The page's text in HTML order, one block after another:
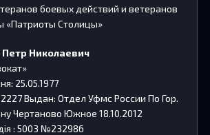
боевых действий и ветеранов
«Патриоты Столицы»
Николаевич
25.05.1977
Выдан: Отдел Уфмс России По Гор.
Чертаново Южное 18.10.2012
: 5003 №232986